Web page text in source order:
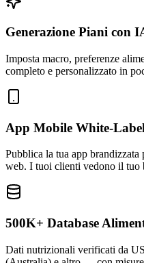
Generazione Piani con
Imposta macro, preferenze
completo e personalizzato in
App Mobile White-Label
Pubblica la tua app
web. I tuoi clienti vedono il tuo
500K+ Database
Dati nutrizionali verificati da